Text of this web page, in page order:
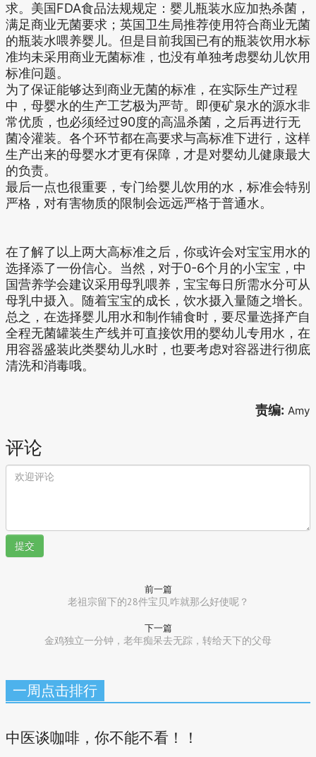
求。美国FDA食品法规规定：婴儿瓶装水应加热杀菌，
满足商业无菌要求；英国卫生局推荐使用符合商业无菌
的瓶装水喂养婴儿。但是目前我国已有的瓶装饮用水标
准均未采用商业无菌标准，也没有单独考虑婴幼儿饮用
标准问题。
为了保证能够达到商业无菌的标准，在实际生产过程
中，母婴水的生产工艺极为严苛。即便矿泉水的源水非
常优质，也必须经过90度的高温杀菌，之后再进行无
菌冷灌装。各个环节都在高要求与高标准下进行，这样
生产出来的母婴水才更有保障，才是对婴幼儿健康最大
的负责。
最后一点也很重要，专门给婴儿饮用的水，标准会特别
严格，对有害物质的限制会远远严格于普通水。
在了解了以上两大高标准之后，你或许会对宝宝用水的
选择添了一份信心。当然，对于0-6个月的小宝宝，中
国营养学会建议采用母乳喂养，宝宝每日所需水分可从
母乳中摄入。随着宝宝的成长，饮水摄入量随之增长。
总之，在选择婴儿用水和制作辅食时，要尽量选择产自
全程无菌罐装生产线并可直接饮用的婴幼儿专用水，在
用容器盛装此类婴幼儿水时，也要考虑对容器进行彻底
清洗和消毒哦。
责编: Amy
评论
提交
前一篇
老祖宗留下的28件宝贝,咋就那么好使呢？
下一篇
金鸡独立一分钟，老年痴呆去无踪，转给天下的父母
一周点击排行
中医谈咖啡，你不能不看！！